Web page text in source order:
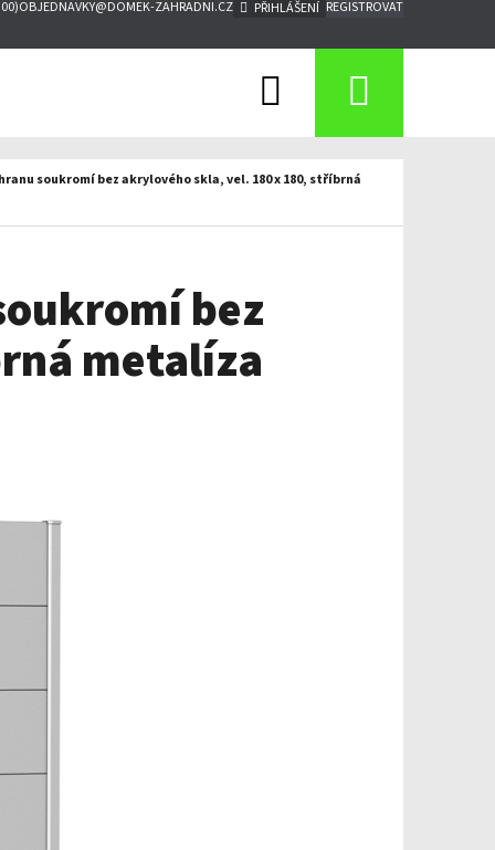
OBJEDNAVKY@DOMEK-ZAHRADNI.CZ PŘIHLÁŠENÍ REGISTROVAT
Hledat
soukromí bez akrylového skla, vel. 180 x 180, stříbrná
bez
metalíza